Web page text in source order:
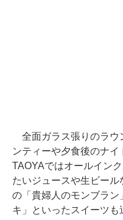
全面ガラス張りのラウ
ンティーや夕食後のナイ
TAOYAではオールイン
たいジュースや生ビー
の「貴婦人のモンブラ
キ」といったスイーツも